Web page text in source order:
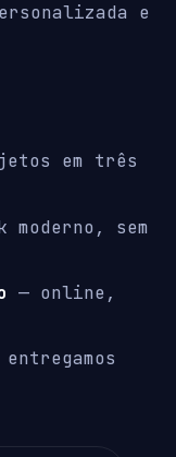
e
em três
moderno, sem
— online,